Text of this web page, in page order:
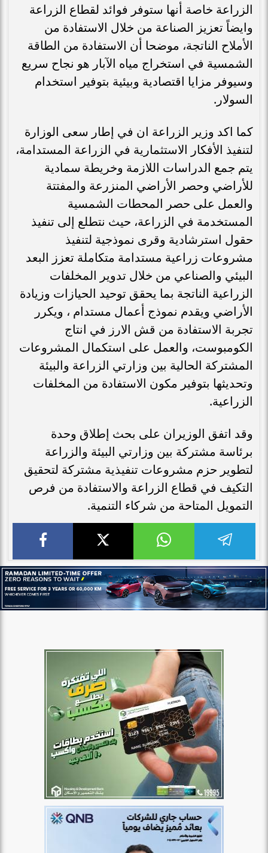
الزراعة خاصة أنها ستوفر فوائد لقطاع الزراعة
وايضاً تعزيز الصناعة من خلال الاستفادة من
الأملاح الناتجة، موضحا أن الاستفادة من الطاقة
الشمسية في استخراج مياه الآبار هو نجاح سريع
وسيوفر مزايا اقتصادية وبيئية بتوفير استخدام
السولار.
كما اكد وزير الزراعة ان في إطار سعى الوزارة
لتنفيذ الأفكار الاستثمارية في الزراعة المستدامة،
يتم جمع الدراسات اللازمة وخريطة سمادية
للأراضي وحصر الأراضي المنزرعة والمفتتة
والعمل على حصر المحطات الشمسية
المستخدمة في الزراعة، حيث نتطلع إلى تنفيذ
حقول استرشادية وقرى نموذجية لتنفيذ
مشروعات زراعية مستدامة متكاملة تعزز البعد
البيئي والصناعي من خلال تدوير المخلفات
الزراعية الناتجة بما يحقق توحيد الحيازات وزيادة
الأراضي ويقدم نموذج أعمال مستدام ، ويكرر
تجربة الاستفادة من قش الارز في انتاج
الكومبوست، والعمل على استكمال المشروعات
المشتركة الحالية بين وزارتي الزراعة والبيئة
وتحديثها بتوفير مكون الاستفادة من المخلفات
الزراعية.
وقد اتفق الوزيران على بحث إطلاق وحدة
برئاسة مشتركة بين وزارتي البيئة والزراعة
لتطوير حزم مشروعات تنفيذية مشتركة لتحقيق
التكيف في قطاع الزراعة والاستفادة من فرص
التمويل المتاحة من شركاء التنمية.